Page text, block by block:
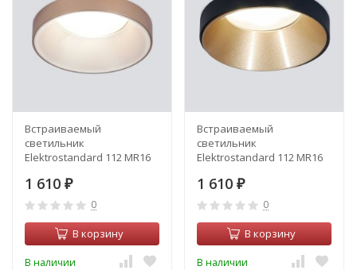
Встраиваемый
светильник
Elektrostandard 112 MR16
1 610 ₽
0
В корзину
В наличии
Встраиваемый
светильник
Elektrostandard 112 MR16
1 610 ₽
0
В корзину
В наличии